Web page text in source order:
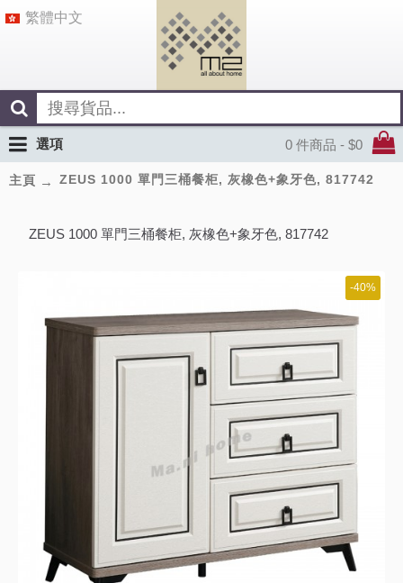
繁體中文
0 件商品 - $0
選項
主頁 ZEUS 1000 單門三桶餐柜, 灰橡色+象牙色, 817742
ZEUS 1000 單門三桶餐柜, 灰橡色+象牙色, 817742
-40%